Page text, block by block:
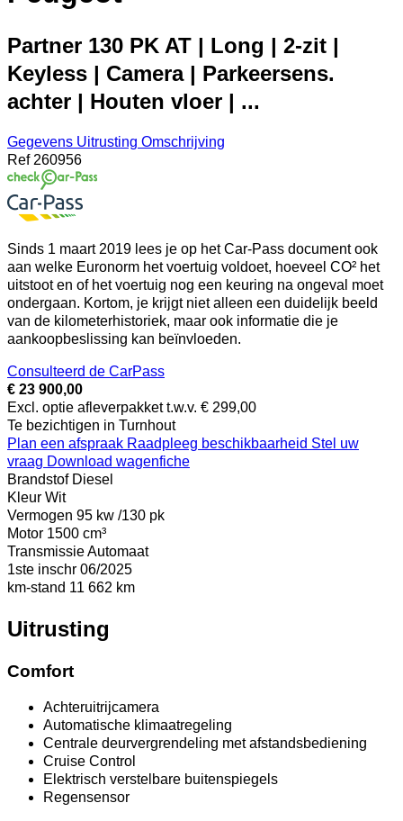
Partner 130 PK AT | Long | 2-zit |
Keyless | Camera | Parkeersens.
achter | Houten vloer | ...
Gegevens Uitrusting Omschrijving
Ref 260956
Sinds 1 maart 2019 lees je op het Car-Pass document ook
aan welke Euronorm het voertuig voldoet, hoeveel CO² het
uitstoot en of het voertuig nog een keuring na ongeval moet
ondergaan. Kortom, je krijgt niet alleen een duidelijk beeld
van de kilometerhistoriek, maar ook informatie die je
aankoopbeslissing kan beïnvloeden.
Consulteerd de CarPass
€ 23 900,00
Excl. optie afleverpakket t.w.v. € 299,00
Te bezichtigen in Turnhout
Plan een afspraak Raadpleeg beschikbaarheid Stel uw
vraag Download wagenfiche
Brandstof Diesel
Kleur Wit
Vermogen 95 kw /130 pk
Motor 1500 cm³
TransmissieAutomaat
1ste inschr 06/2025
km-stand 11 662 km
Uitrusting
Comfort
Achteruitrijcamera
Automatische klimaatregeling
Centrale deurvergrendeling met afstandsbediening
Cruise Control
Elektrisch verstelbare buitenspiegels
Regensensor